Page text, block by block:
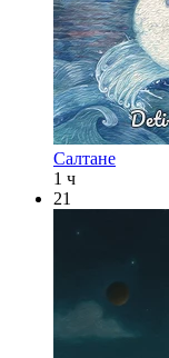
Салтане
1 ч
21